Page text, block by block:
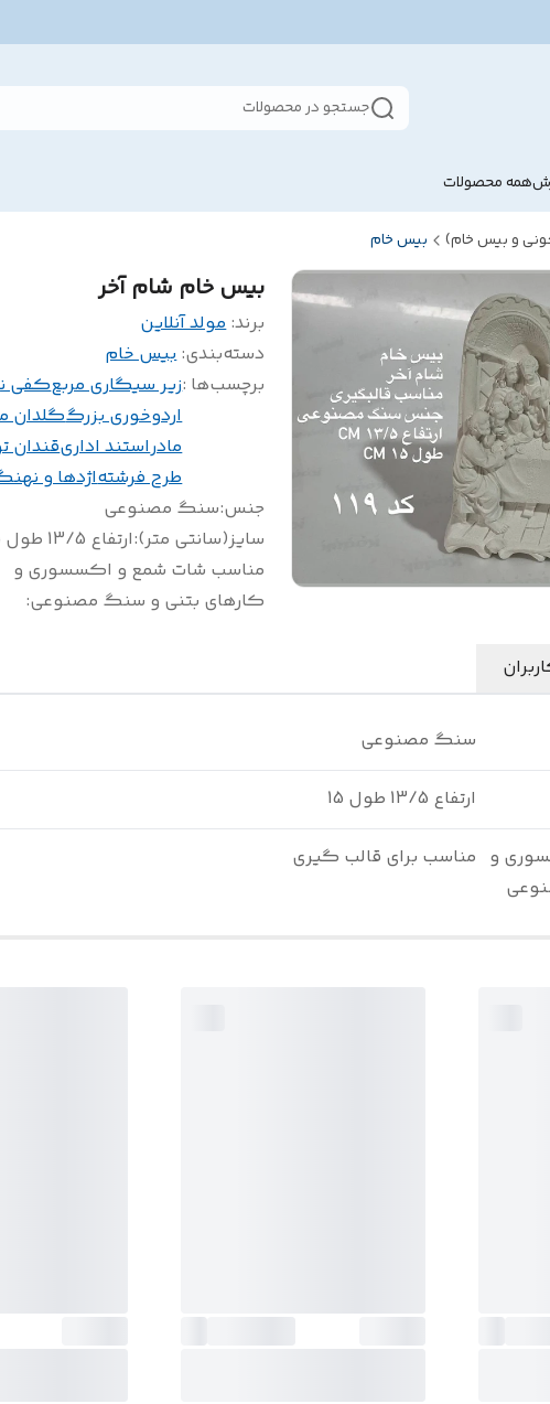
جستجو در محصولات
همه محصولات
و بیس خام) بیس خام
بیس خام شام آخر
برند:مولد آنلاین
دسته‌بندی:بیس خام
برچسب‌ها :زیر سیگاری مربعکفی
اردوخوری بزرگگلدان
مادراستند اداریقندان
طرح فرشتهاژدها و
جنس:سنگ مصنوعی
سایز(سانتی متر):ارتفاع 13/5 طول 15
مناسب شات شمع و اکسسوری و
کارهای بتنی و سنگ مصنوعی:
سنگ مصنوعی
ارتفاع 13/5 طول 15
و مناسب برای قالب گیری